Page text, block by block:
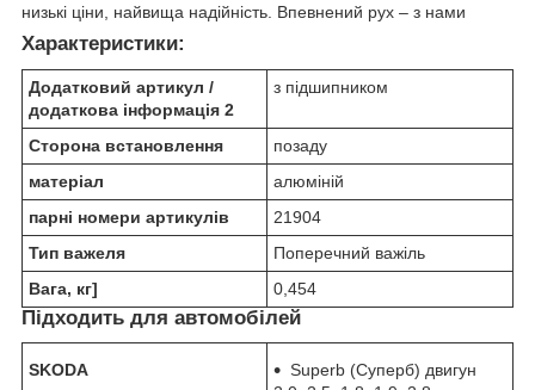
низькі ціни, найвища надійність. Впевнений рух – з нами
Характеристики:
Додатковий артикул /
додаткова інформація 2
з підшипником
Сторона встановлення
позаду
матеріал
алюміній
парні номери артикулів
21904
Тип важеля
Поперечний важіль
Вага, кг]
0,454
Підходить для автомобілей
SKODA
Superb (Суперб) двигун